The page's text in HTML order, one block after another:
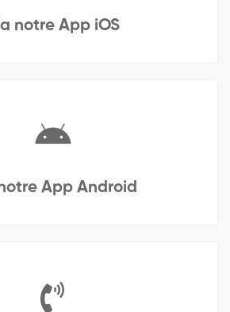
notre App iOS
App Android